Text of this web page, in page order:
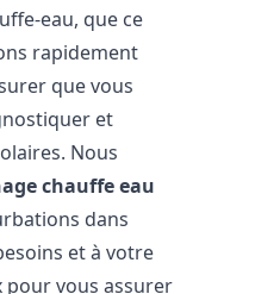
eau, que ce
rapidement
que vous
et
Nous
chauffe eau
dans
et à votre
pour vous assurer